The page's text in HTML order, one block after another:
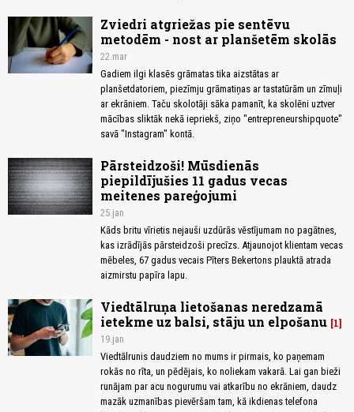
Zviedri atgriežas pie sentēvu
metodēm - nost ar planšetēm skolās
22.mar
Gadiem ilgi klasēs grāmatas tika aizstātas ar
planšetdatoriem, piezīmju grāmatiņas ar tastatūrām un zīmuļi
ar ekrāniem. Taču skolotāji sāka pamanīt, ka skolēni uztver
mācības sliktāk nekā iepriekš, ziņo "entrepreneurshipquote"
savā "Instagram" kontā.
Pārsteidzoši! Mūsdienās
piepildījušies 11 gadus vecas
meitenes pareģojumi
25.jan
Kāds britu vīrietis nejauši uzdūrās vēstījumam no pagātnes,
kas izrādījās pārsteidzoši precīzs. Atjaunojot klientam vecas
mēbeles, 67 gadus vecais Pīters Bekertons plauktā atrada
aizmirstu papīra lapu.
Viedtālruņa lietošanas neredzamā
ietekme uz balsi, stāju un elpošanu 1
19.jan
Viedtālrunis daudziem no mums ir pirmais, ko paņemam
rokās no rīta, un pēdējais, ko noliekam vakarā. Lai gan bieži
runājam par acu nogurumu vai atkarību no ekrāniem, daudz
mazāk uzmanības pievēršam tam, kā ikdienas telefona